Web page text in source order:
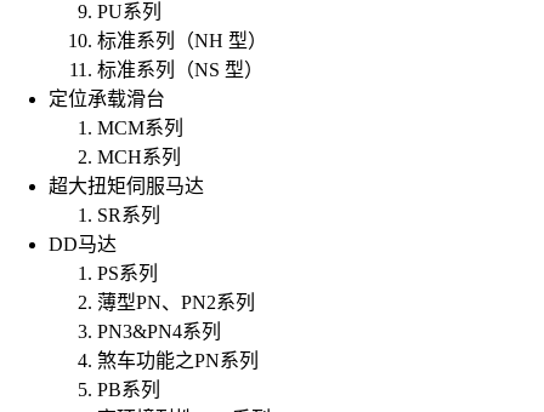
PU系列
标准系列（NH 型）
标准系列（NS 型）
定位承载滑台
MCM系列
MCH系列
超大扭矩伺服马达
SR系列
DD马达
PS系列
薄型PN、PN2系列
PN3&PN4系列
煞车功能之PN系列
PB系列